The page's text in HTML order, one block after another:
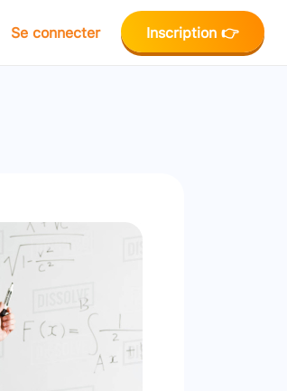
Se connecter Inscription 👉